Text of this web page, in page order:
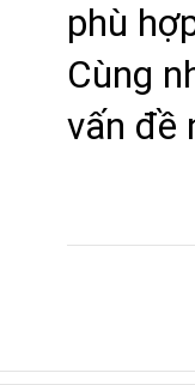
phù
Cùng
vấn đề